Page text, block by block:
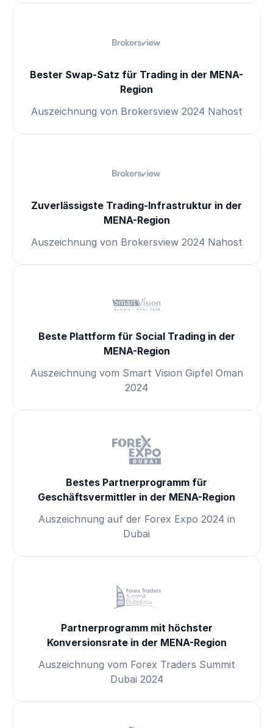
Bester Swap-Satz für Trading in der MENA-
Region
Auszeichnung von Brokersview 2024 Nahost
Zuverlässigste Trading-Infrastruktur in der
MENA-Region
Auszeichnung von Brokersview 2024 Nahost
Beste Plattform für Social Trading in der
MENA-Region
Auszeichnung vom Smart Vision Gipfel Oman
2024
Bestes Partnerprogramm für
Geschäftsvermittler in der MENA-Region
Auszeichnung auf der Forex Expo 2024 in
Dubai
Partnerprogramm mit höchster
Konversionsrate in der MENA-Region
Auszeichnung vom Forex Traders Summit
Dubai 2024